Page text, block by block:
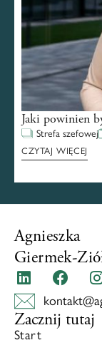
Jaki powinien
Strefa szefowej
CZYTAJ WIĘCEJ
Agnieszka
Giermek-
Zacznij tutaj
Start